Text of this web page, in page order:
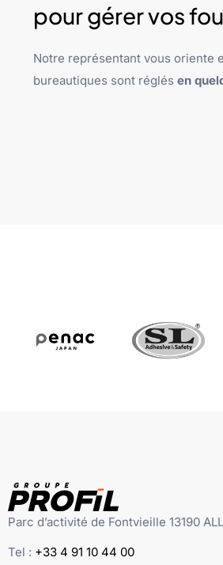
pour gérer vos
Notre représentant vous oriente
bureautiques sont réglés en
Parc d’activité de Fontvieille 13190
Tel : +33 4 91 10 44 00